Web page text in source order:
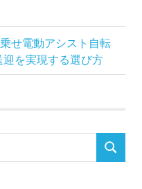
せ電動アシスト自転
を実現する選び方
検